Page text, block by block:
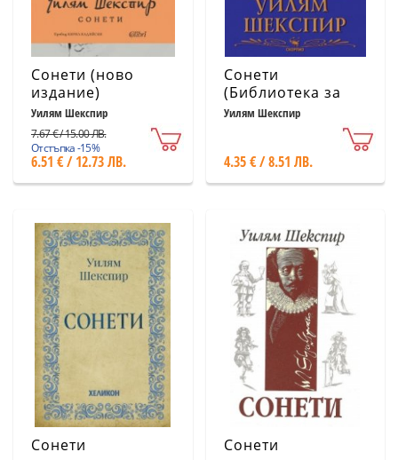
Сонети (ново
издание)
Уилям Шекспир
7.67 € / 15.00 ЛВ.
Отстъпка -15%
6.51 € / 12.73 ЛВ.
Сонети
(Библиотека за
ученика)
Уилям Шекспир
4.35 € / 8.51 ЛВ.
Сонети Сонети